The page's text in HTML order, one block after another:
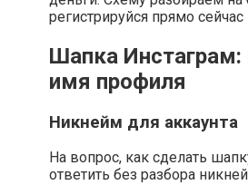
регистрируйся прямо сейчас
Шапка Инстаграм:
имя профиля
Никнейм для аккаунта
На вопрос, как сделать
ответить без разбора